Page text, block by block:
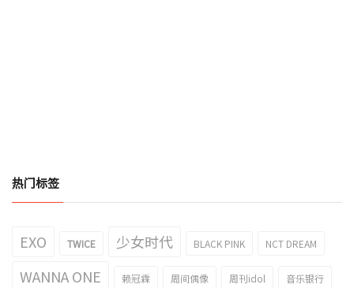
热门标签
EXO TWICE 少女时代 BLACK PINK NCT DREAM
WANNA ONE 赖冠霖 周间偶像 周刊idol 音乐银行